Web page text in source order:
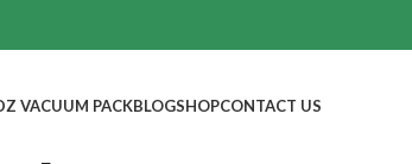
VACUUM PACKBLOGSHOPCONTACT US